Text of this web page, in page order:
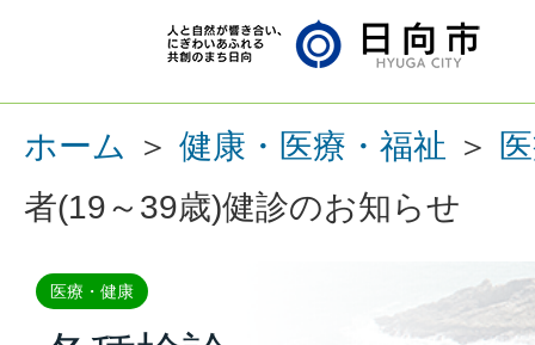
ホーム ＞ 健康・医療・福祉 ＞
者(19～39歳)健診のお知らせ
医療・健康